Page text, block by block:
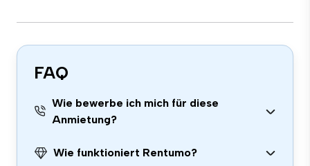
FAQ
Wie bewerbe ich mich für diese
Anmietung?
Wie funktioniert Rentumo?